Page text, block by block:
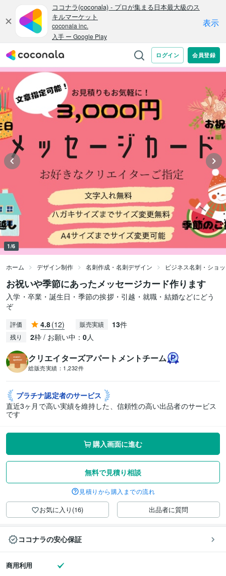
1/6
ホーム デザイン制作 名刺作成・名刺デザイン ビジネス名刺・ショ
お祝いや季節にあったメッセージカード作ります
入学・卒業・誕生日・季節の挨拶・引越・就職・結婚などにどう
ぞ
評価 4.8(12) 販売実績 13件
残り 2枠 / お願い中： 0人
クリエイターズアパートメントチーム
総販売実績： 1,232件
プラチナ認定者のサービス
直近3ヶ月で高い実績を維持した、信頼性の高い出品者のサービス
です
購入画面に進む
無料で見積り相談
見積りから購入までの流れ
お気に入り(16) 出品者に質問
ココナラの安心保証
商用利用